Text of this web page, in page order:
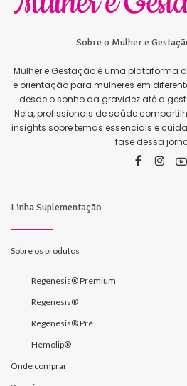
Sobre o Mulher e
Mulher e Gestação é uma plataforma
e orientação para mulheres em
desde o sonho da gravidez até a
Nela, profissionais de saúde
insights sobre temas essenciais e
fase dessa
Linha Suplementação
Sobre os produtos
Regenesis® Premium
Regenesis®
Regenesis® Pré
Hemolip®
Onde comprar